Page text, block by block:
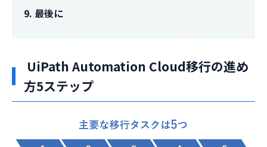
9. 最後に
UiPath Automation Cloud移行の進め
方5ステップ